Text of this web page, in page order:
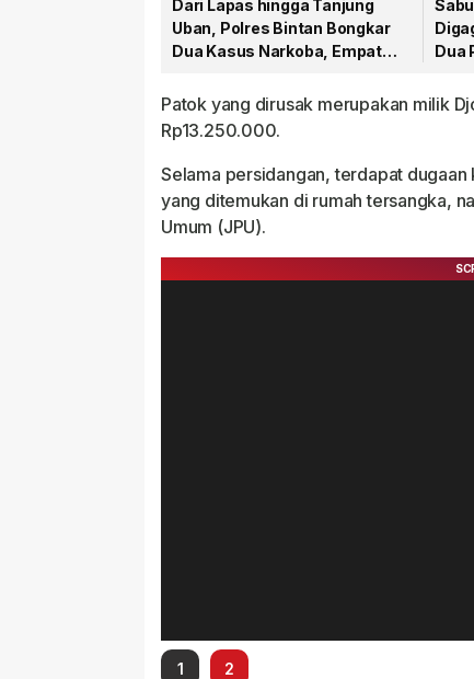
Dari Lapas hingga Tanjung
Uban, Polres Bintan Bongkar
Dua Kasus Narkoba, Empat
Dua
Patok yang dirusak merupakan milik
Rp13.250.000.
Selama persidangan, terdapat
yang ditemukan di rumah tersangka,
Umum (JPU).
1 2